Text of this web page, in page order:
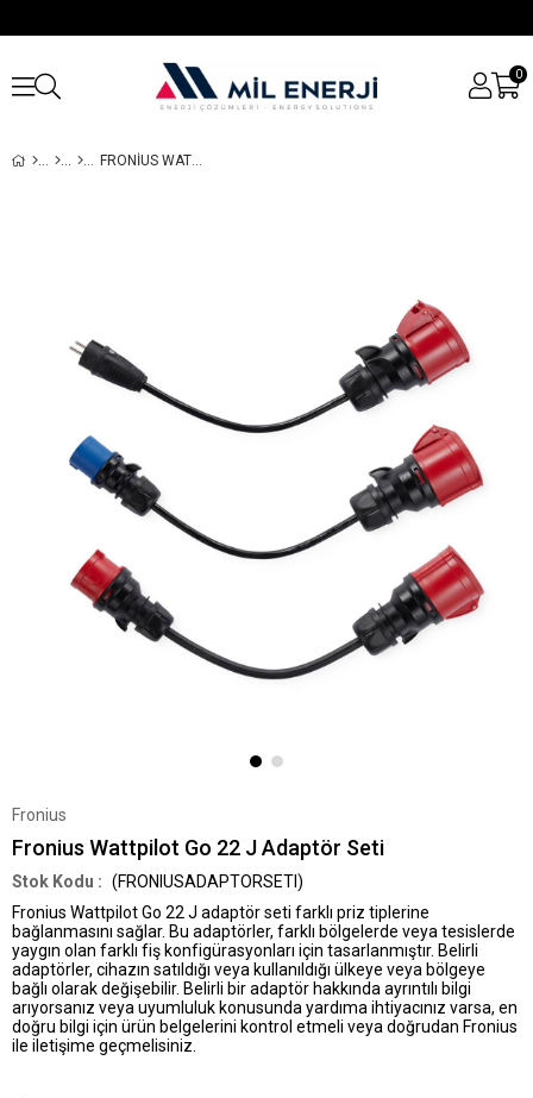
0
FRONIUS WATTPILOT GO 22 J ADAPTÖR SETI
Fronius
Fronius Wattpilot Go 22 J Adaptör Seti
(FRONIUSADAPTORSETI)
Fronius Wattpilot Go 22 J adaptör seti farklı priz tiplerine
bağlanmasını sağlar. Bu adaptörler, farklı bölgelerde veya tesislerde
yaygın olan farklı fiş konfigürasyonları için tasarlanmıştır. Belirli
adaptörler, cihazın satıldığı veya kullanıldığı ülkeye veya bölgeye
bağlı olarak değişebilir. Belirli bir adaptör hakkında ayrıntılı bilgi
arıyorsanız veya uyumluluk konusunda yardıma ihtiyacınız varsa, en
doğru bilgi için ürün belgelerini kontrol etmeli veya doğrudan Fronius
ile iletişime geçmelisiniz.